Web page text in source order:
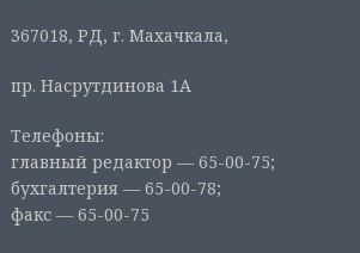
367018, РД, г. Махачкала,
пр. Насрутдинова 1А
Телефоны:
главный редактор — 65-00-75;
бухгалтерия — 65-00-78;
факс — 65-00-75